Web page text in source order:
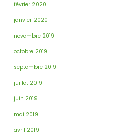
février 2020
janvier 2020
novembre 2019
octobre 2019
septembre 2019
juillet 2019
juin 2019
mai 2019
avril 2019